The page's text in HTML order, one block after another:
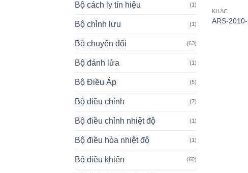
Bộ cách ly tín hiệu (1)
Bộ chỉnh lưu (1)
Bộ chuyển đổi (63)
Bộ đánh lửa (1)
Bộ Điều Áp (5)
Bộ điều chỉnh (7)
Bộ điều chỉnh nhiệt độ (1)
Bộ điều hòa nhiệt độ (1)
Bộ điều khiển (60)
KHÁC
ARS-